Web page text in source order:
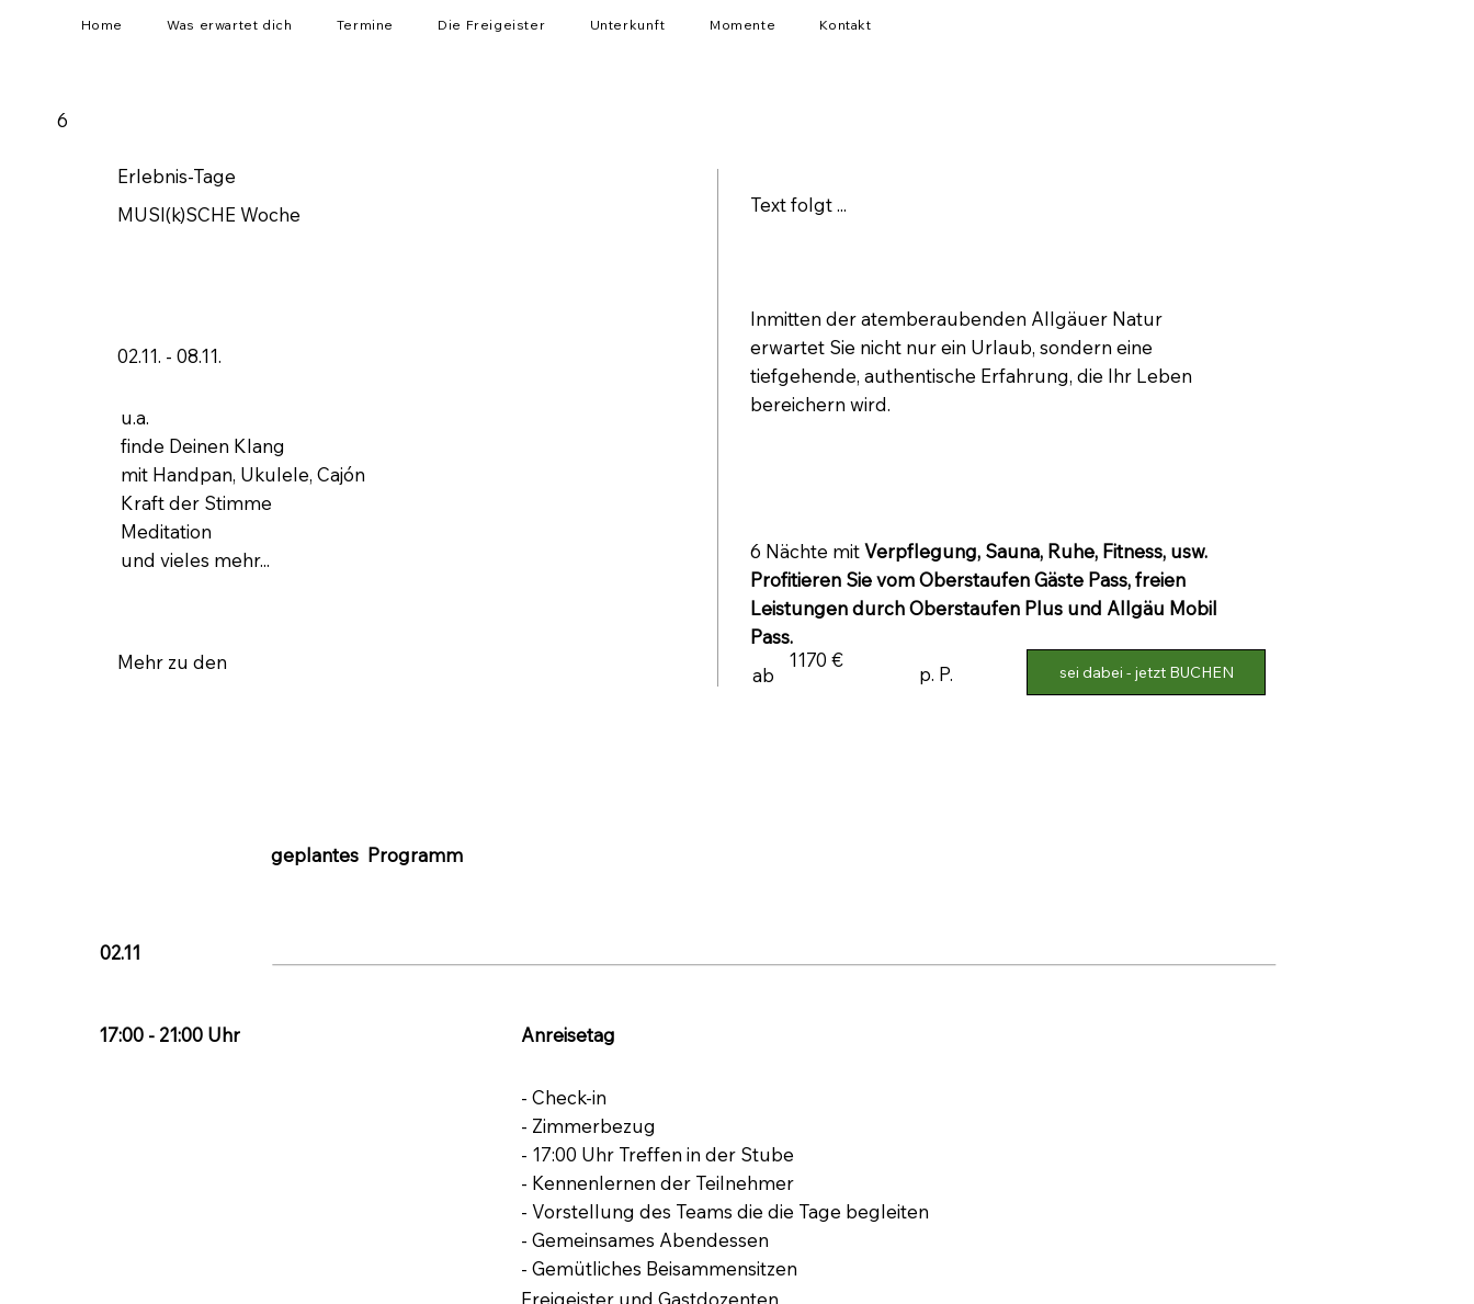
Home Was erwartet dich Termine Die Freigeister Unterkunft Momente Kontakt
6
Erlebnis-Tage
MUSI(k)SCHE Woche
Text folgt ...
02.11. - 08.11.
Inmitten der atemberaubenden Allgäuer Natur
erwartet Sie nicht nur ein Urlaub, sondern eine
tiefgehende, authentische Erfahrung, die Ihr Leben
bereichern wird.
u.a.
finde Deinen Klang
mit Handpan, Ukulele, Cajón
Kraft der Stimme
Meditation
und vieles mehr...
6 Nächte mitVerpflegung, Sauna, Ruhe, Fitness, usw.
Profitieren Sie vom Oberstaufen Gäste Pass, freien
Leistungen durch Oberstaufen Plus und Allgäu Mobil
Pass.
ab
1170 €
p. P. sei dabei - jetzt BUCHEN
Mehr zu den
02.11
17:00 - 21:00 Uhr
geplantes Programm
Anreisetag
- Check-in
- Zimmerbezug
- 17:00 Uhr Treffen in der Stube
- Kennenlernen der Teilnehmer
- Vorstellung des Teams die die Tage begleiten
- Gemeinsames Abendessen
- Gemütliches Beisammensitzen
Freigeister und Gastdozenten